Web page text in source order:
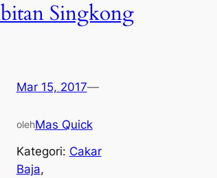
Singkong
Mar 15, 2017—
olehMas Quick
Kategori: Cakar
Baja